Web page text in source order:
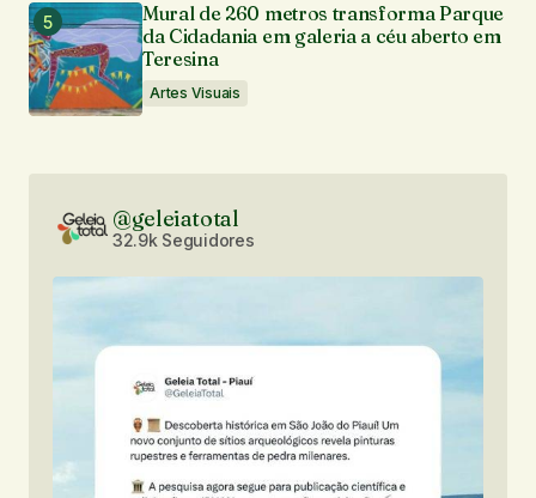
Mural de 260 metros transforma Parque
da Cidadania em galeria a céu aberto em
Teresina
Artes Visuais
@geleiatotal
32.9k Seguidores